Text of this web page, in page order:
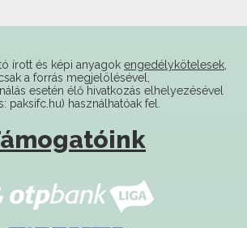
esetén élő hivatkozás elhelyezésével
paksifc.hu) használhatóak fel.